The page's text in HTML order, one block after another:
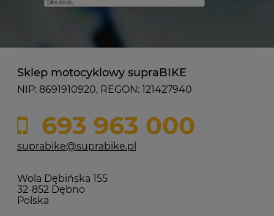
Sklep motocyklowy supraBIKE
NIP: 8691910920, REGON: 121427940
693 963 000
suprabike@suprabike.pl
Wola Dębińska 155
32-852 Dębno
Polska